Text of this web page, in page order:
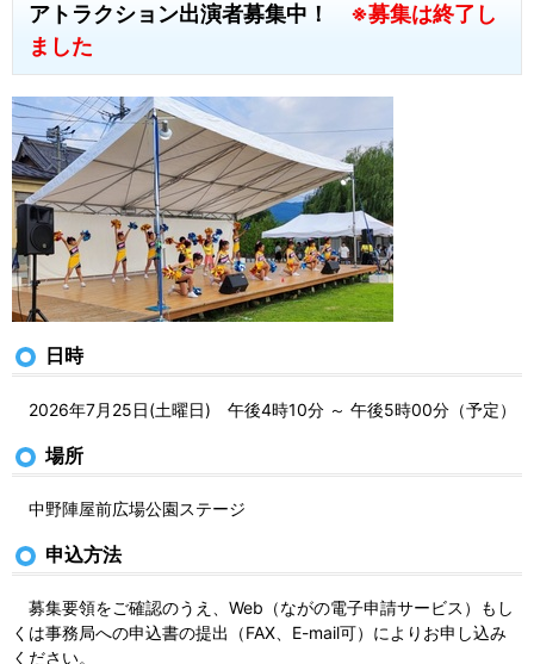
アトラクション出演者募集中！ ※募集は終了し
ました
日時
2026年7月25日(土曜日) 午後4時10分 ～ 午後5時00分（予定）
場所
中野陣屋前広場公園ステージ
申込方法
募集要領をご確認のうえ、Web（ながの電子申請サービス）もし
くは事務局への申込書の提出（FAX、E-mail可）によりお申し込み
ください。